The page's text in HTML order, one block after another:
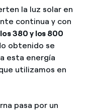
la luz solar en
continua y con
380 y los 800
obtenido se
esta energía
utilizamos en
pasa por un